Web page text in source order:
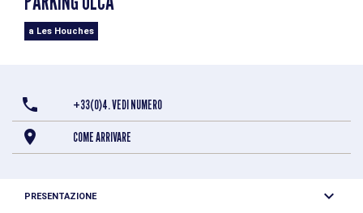
a Les Houches
+33(0)4. VEDI NUMERO
COME ARRIVARE
PRESENTAZIONE